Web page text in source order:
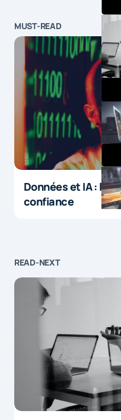
MUST-READ
Données et IA : le
confiance
READ-NEXT